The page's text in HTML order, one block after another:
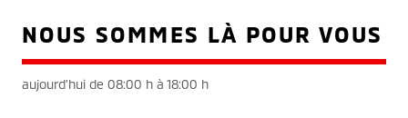
NOUS SOMMES LÀ POUR VOUS
aujourd'hui de 08:00 h à 18:00 h